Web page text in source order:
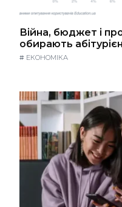
Війна, бюджет і
обирають
# ЕКОНОМІКА